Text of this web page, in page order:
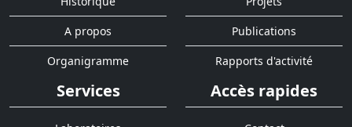
A propos
Organigramme
Publications
Rapports d'activité
Services Accès rapides